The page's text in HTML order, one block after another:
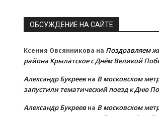
ОБСУЖДЕНИЕ НА САЙТЕ
Ксения Овсянникова на Поздравляем
района Крылатское с Днём Великой
Александр Букреевна В московском
запустили тематический поезд к Дню
Александр Букреевна В московском